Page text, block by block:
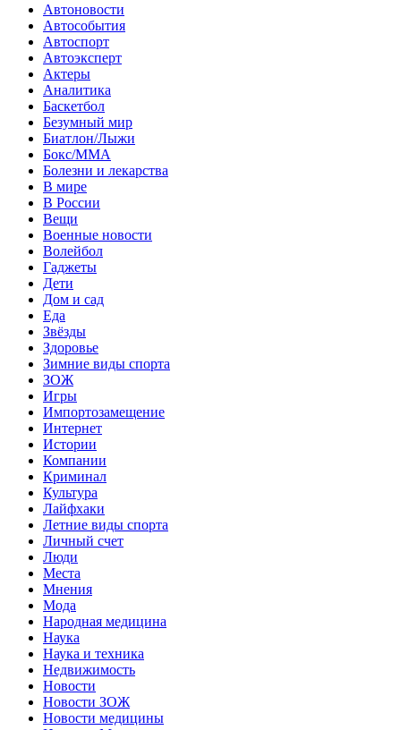
Автоновости
Автособытия
Автоспорт
Автоэксперт
Актеры
Аналитика
Баскетбол
Безумный мир
Биатлон/Лыжи
Бокс/MMA
Болезни и лекарства
В мире
В России
Вещи
Военные новости
Волейбол
Гаджеты
Дети
Дом и сад
Еда
Звёзды
Здоровье
Зимние виды спорта
ЗОЖ
Игры
Импортозамещение
Интернет
Истории
Компании
Криминал
Культура
Лайфхаки
Летние виды спорта
Личный счет
Люди
Места
Мнения
Мода
Народная медицина
Наука
Наука и техника
Недвижимость
Новости
Новости ЗОЖ
Новости медицины